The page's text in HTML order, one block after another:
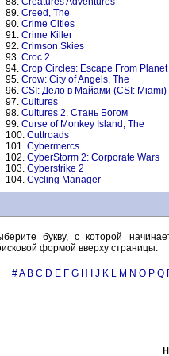
89. Creed, The
90. Crime Cities
91. Crime Killer
92. Crimson Skies
93. Croc 2
94. Crop Circles: Escape From Planet
95. Crow: City of Angels, The
96. CSI: Дело в Майами (CSI: Miami)
97. Cultures
98. Cultures 2. Стань Богом
99. Curse of Monkey Island, The
100. Cuttroads
101. Cybermercs
102. CyberStorm 2: Corporate Wars
103. Cyberstrike 2
104. Cycling Manager
букву, с которой
формой вверху страницы.
#A B C D E F G H J K L M N O P Q